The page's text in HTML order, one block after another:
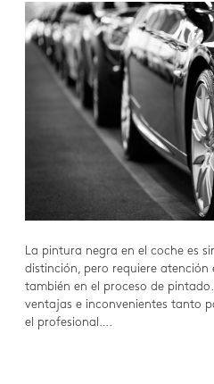
La pintura negra en el coche es
distinción, pero requiere atención
también en el proceso de
ventajas e inconvenientes tanto
el profesional….